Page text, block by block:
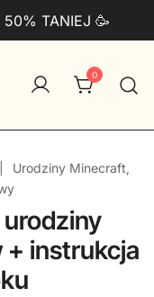
TANIEJ 🥳
0
Urodziny Minecraft,
instrukcja